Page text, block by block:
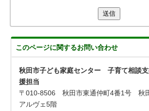
送信
このページに関するお問い合わせ
秋田市子ども家庭センター 子育て相談
援担当
〒010-8506 秋田市東通仲町4番1号 秋
アルヴェ5階